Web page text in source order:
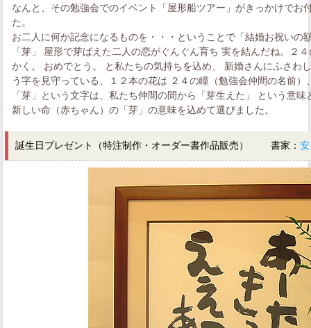
なんと、その勉強会でのイベント「屋形船ツアー」がきっかけでお
た。
お二人に何か記念になるものを・・・ということで「結婚お祝いの
「芽」 屋形で芽ばえた二人の恋がぐんぐん育ち 実を結んだね。２
かく。 おめでとう。 と私たちの気持ちを込め、 新婚さんにふさわ
う字を見守っている、１２本の花は ２４の瞳（勉強会仲間の名前
「芽」という文字は、私たち仲間の間から「芽生えた」 という意
新しい命（赤ちゃん）の「芽」の意味を込めて選びました。
誕生日プレゼント（特注制作・オーダー書作品販売） 書家：